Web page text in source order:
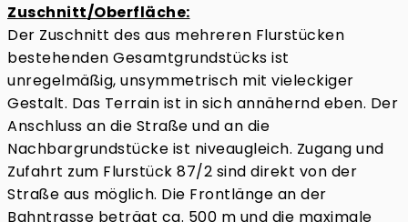
Zuschnitt/Oberfläche:
Der Zuschnitt des aus mehreren Flurstücken
bestehenden Gesamtgrundstücks ist
unregelmäßig, unsymmetrisch mit vieleckiger
Gestalt. Das Terrain ist in sich annähernd eben. Der
Anschluss an die Straße und an die
Nachbargrundstücke ist niveaugleich. Zugang und
Zufahrt zum Flurstück 87/2 sind direkt von der
Straße aus möglich. Die Frontlänge an der
Bahntrasse beträgt ca. 500 m und die maximale